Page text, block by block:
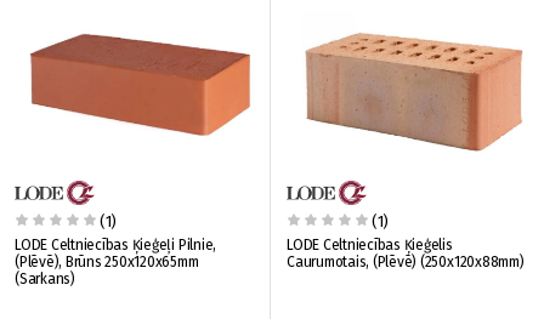
(1)
LODE Celtniecības Ķieģeļi Pilnie,
(Plēvē), Brūns 250x120x65mm
(Sarkans)
(1)
LODE Celtniecības Ķieģelis
Caurumotais, (Plēvē) (250x120x88mm)